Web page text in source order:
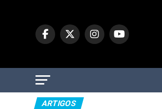
ARTIGOS